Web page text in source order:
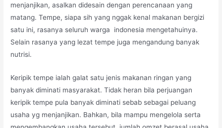
menjanjikan, asalkan didesain dengan perencanaan yang
matang. Tempe, siapa sih yang nggak kenal makanan bergizi
satu ini, rasanya seluruh warga indonesia mengetahuinya.
Selain rasanya yang lezat tempe juga mengandung banyak
nutrisi.
Keripik tempe ialah galat satu jenis makanan ringan yang
banyak diminati masyarakat. Tidak heran bila perjuangan
keripik tempe pula banyak diminati sebab sebagai peluang
usaha yg menjanjikan. Bahkan, bila mampu mengelola serta